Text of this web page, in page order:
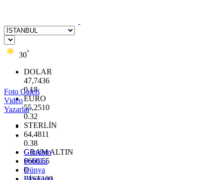
30°
DOLAR
47,7436
0.18
EURO
55,2510
0.32
STERLİN
64,4811
0.38
GRAM ALTIN
6660.55
0
Foto Galeri
Video
Yazarlar
Gündem
Politika
Dünya